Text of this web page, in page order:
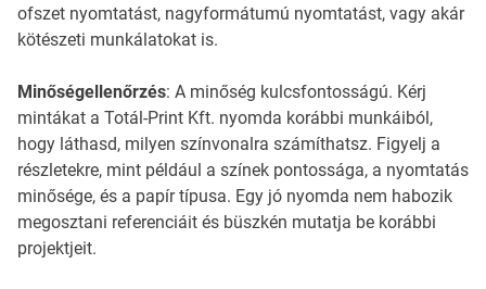
ofszet nyomtatást, nagyformátumú nyomtatást, vagy akár
kötészeti munkálatokat is.
Minőségellenőrzés: A minőség kulcsfontosságú. Kérj
mintákat a Totál-Print Kft. nyomda korábbi munkáiból,
hogy láthasd, milyen színvonalra számíthatsz. Figyelj a
részletekre, mint például a színek pontossága, a nyomtatás
minősége, és a papír típusa. Egy jó nyomda nem habozik
megosztani referenciáit és büszkén mutatja be korábbi
projektjeit.